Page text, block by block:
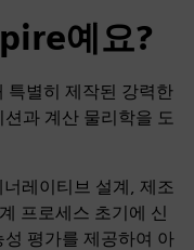
예요?
특별히 제작된 강력한
션과 계산 물리학을 도
레이티브 설계, 제조
프로세스 초기에 신
평가를 제공하여 아